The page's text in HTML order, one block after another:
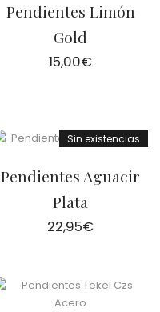
Pendientes Limón
Gold
15,00€
Sin existencias
Pendientes Aguacir
Plata
22,95€